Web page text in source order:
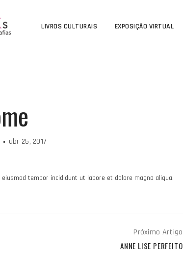
LIVROS CULTURAIS EXPOSIÇÃO VIRTUAL
abr 25, 2017
tempor incididunt ut labore et dolore magna aliqua.
Próximo Artigo
ANNE LISE PERFEITO